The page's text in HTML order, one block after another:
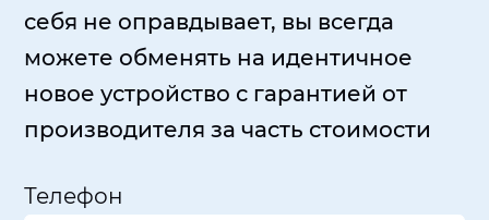
себя не оправдывает, вы всегда
можете обменять на идентичное
новое устройство с гарантией от
производителя за часть стоимости
Телефон